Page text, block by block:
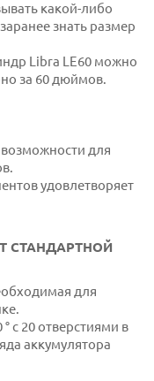
какой-либо
знать размер
Libra LE60 можно
за 60 дюймов.
для
удовлетворяет
СТАНДАРТНОЙ
для
с 20 отверстиями в
аккумулятора